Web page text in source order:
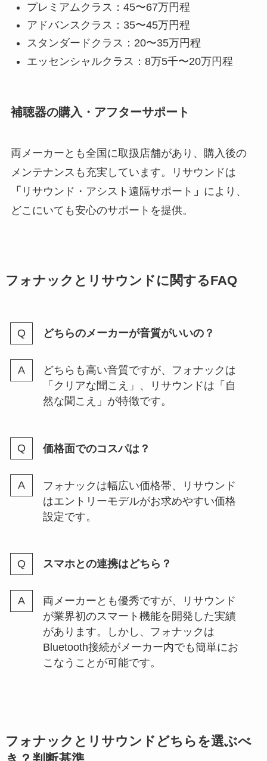
プレミアムクラス：45〜67万円程
アドバンスクラス：35〜45万円程
スタンダードクラス：20〜35万円程
エッセンシャルクラス：8万5千〜20万円程
補聴器の購入・アフターサポート
両メーカーとも全国に取扱店舗があり、購入後の
メンテナンスも充実しています。リサウンドは
「 リサウンド・アシスト遠隔サポート 」 により、
どこにいても安心のサポートを提供。
フォナックとリサウンドに関するFAQ
どちらのメーカーが音質がいいの？
どちらも高い音質ですが、フォナックは
「クリアな聞こえ」、リサウンドは「自
然な聞こえ」が特徴です。
価格面でのコスパは？
フォナックは幅広い価格帯、リサウンド
はエントリーモデルがお求めやすい価格
設定です。
スマホとの連携はどちら？
両メーカーとも優秀ですが、リサウンド
が業界初のスマート機能を開発した実績
があります。しかし、フォナックは
Bluetooth接続がメーカー内でも簡単にお
こなうことが可能です。
フォナックとリサウンドどちらを選ぶべ